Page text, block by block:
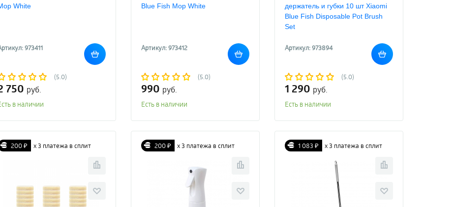
White
973411
(5.0)
750 руб.
в наличии
Blue Fish Mop White
Артикул: 973412
(5.0)
990 руб.
Есть в наличии
держатель и губки 10 шт Xiaomi
Blue Fish Disposable Pot Brush
Set
Артикул: 973894
(5.0)
1 290 руб.
Есть в наличии
200 ₽ х 3 платежа в сплит 200 ₽ х 3 платежа в сплит 1 083 ₽ х 3 платежа в сплит